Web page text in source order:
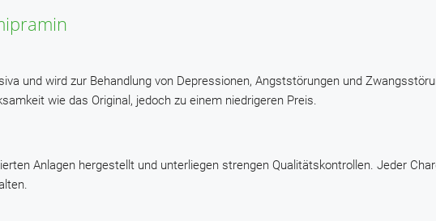
und wird zur Behandlung von Depressionen, Angststörungen und
wie das Original, jedoch zu einem niedrigeren Preis.
Anlagen hergestellt und unterliegen strengen Qualitätskontrollen. Jeder